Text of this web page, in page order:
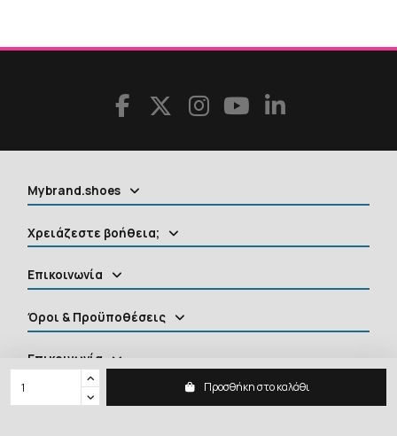
Προσθήκη στο καλάθι
Mybrand.shoes
Χρειάζεστε βοήθεια;
Επικοινωνία
Όροι & Προϋποθέσεις
Επικοινωνία